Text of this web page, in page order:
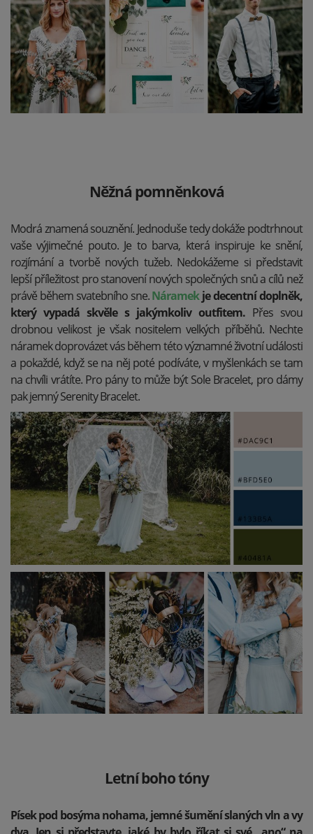
Něžná pomněnková
Modrá znamená souznění. Jednoduše tedy dokáže podtrhnout
vaše výjimečné pouto. Je to barva, která inspiruje ke snění,
rozjímání a tvorbě nových tužeb. Nedokážeme si představit
lepší příležitost pro stanovení nových společných snů a cílů než
právě během svatebního sne. Náramekje decentní doplněk,
který vypadá skvěle s jakýmkoliv outfitem. Přes svou
drobnou velikost je však nositelem velkých příběhů. Nechte
náramek doprovázet vás během této významné životní události
a pokaždé, když se na něj poté podíváte, v myšlenkách se tam
na chvíli vrátíte. Pro pány to může být Sole Bracelet, pro dámy
pak jemný Serenity Bracelet.
Letní boho tóny
Písek pod bosýma nohama, jemné šumění slaných vln a vy